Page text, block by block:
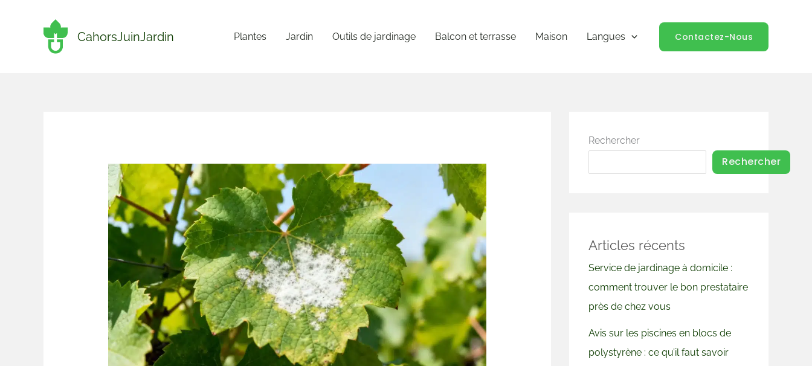
CahorsJuinJardin Plantes Jardin Outils de jardinage Balcon et terrasse Maison Langues Contactez-Nous
Rechercher
Rechercher
Articles récents
Service de jardinage à domicile :
comment trouver le bon prestataire
près de chez vous
Avis sur les piscines en blocs de
polystyrène : ce qu’il faut savoir